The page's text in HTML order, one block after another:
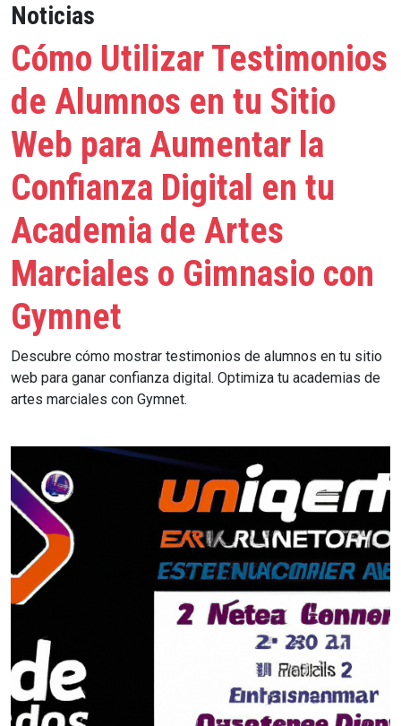
Noticias
Cómo Utilizar Testimonios
de Alumnos en tu Sitio
Web para Aumentar la
Confianza Digital en tu
Academia de Artes
Marciales o Gimnasio con
Gymnet
Descubre cómo mostrar testimonios de alumnos en tu sitio
web para ganar confianza digital. Optimiza tu academias de
artes marciales con Gymnet.